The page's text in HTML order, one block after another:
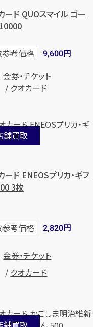
ード QUOスマイル ゴー
参考価格 9,600円
金券・チケット
クオカード
舗買取
ード ENEOSプリカ・ギフ
3枚
参考価格 2,820円
金券・チケット
クオカード